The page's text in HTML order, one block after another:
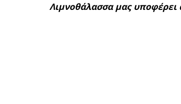
Λιμνοθάλασσα μας υποφέρει